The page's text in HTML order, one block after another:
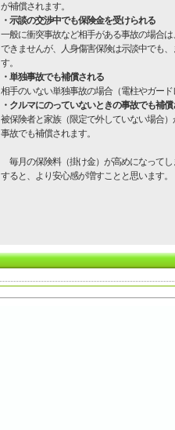
が補償されます。
・示談の交渉中でも保険金を受けられる
一般に衝突事故など相手がある事故の場合
できませんが、人身傷害保険は示談中でも
す。
・単独事故でも補償される
相手のいない単独事故の場合（電柱やガー
・クルマにのっていないときの事故でも補
被保険者と家族（限定で外していない場合
事故でも補償されます。
毎月の保険料（掛け金）が高めになって
すると、より安心感が増すことと思います。